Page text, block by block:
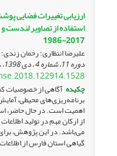
ارزیابی تغییرات فضایی
استفاده از تصاویر
2017-1986
علیرضا انتظاری؛ رحمان
دوره 11، شماره 4 ، دی 1398، ، صفحه
چکیده آگاهی از خصوصیات
برنامه‌ریزی‌های محیطی،
اهمیت‌ است. در حال حاضر،
از ارکان مهم در تولید
می‌باشد. در این پژوهش،
گیاهی استان فارس از